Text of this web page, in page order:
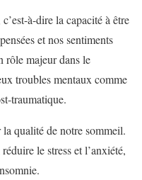
à-dire la capacité à être
et nos sentiments
rôle majeur dans le
troubles mentaux comme
traumatique.
qualité de notre sommeil.
le stress et l’anxiété,